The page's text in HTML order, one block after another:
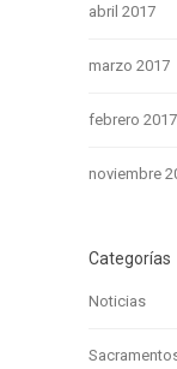
abril 2017
marzo 2017
febrero 2017
noviembre
Categorías
Noticias